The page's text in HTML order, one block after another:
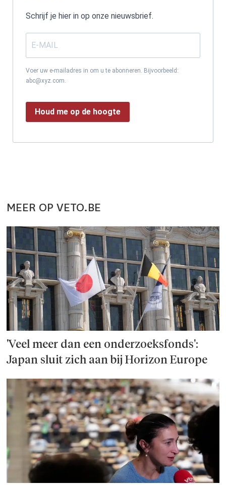
Schrijf je hier in op onze nieuwsbrief.
Voer uw e-mailadres in om u te abonneren. Bijvoorbeeld:
abc@xyz.com.
Houd me op de hoogte
MEER OP VETO.BE
'Veel meer dan een onderzoeks­fonds':
Japan sluit zich aan bij Horizon Europe